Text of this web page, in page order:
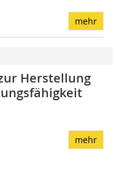
mehr
Herstellung
mehr